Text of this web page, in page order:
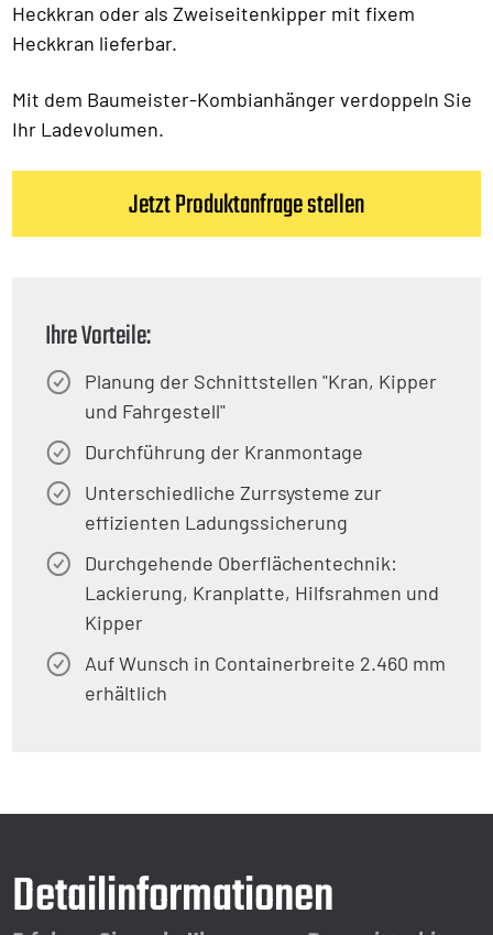
Heckkran oder als Zweiseitenkipper mit fixem
Heckkran lieferbar.
Mit dem Baumeister-Kombianhänger verdoppeln Sie
Ihr Ladevolumen.
Jetzt Produktanfrage stellen
Ihre Vorteile:
Planung der Schnittstellen "Kran, Kipper
und Fahrgestell"
Durchführung der Kranmontage
Unterschiedliche Zurrsysteme zur
effizienten Ladungssicherung
Durchgehende Oberflächentechnik:
Lackierung, Kranplatte, Hilfsrahmen und
Kipper
Auf Wunsch in Containerbreite 2.460 mm
erhältlich
Detailinformationen